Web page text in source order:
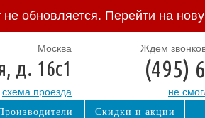
не обновляется. Перейти на
Москва
д. 16с1
схема проезда
Ждем
(495)
не
Скидки и акции